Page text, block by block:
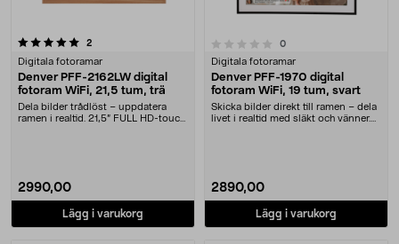
2recensioner
Digitala fotoramar
Denver PFF-2162LW digital
fotoram WiFi, 21,5 tum, trä
Dela bilder trådlöst – uppdatera
ramen i realtid. 21,5” FULL HD-touch
2990,00
Lägg i varukorg
0.0 av 5 stjärnor 0recensioner
Digitala fotoramar
Denver PFF-1970 digital
fotoram WiFi, 19 tum, svart
Skicka bilder direkt till ramen – dela
livet i realtid med släkt och vänner.
2890,00
Lägg i varukorg